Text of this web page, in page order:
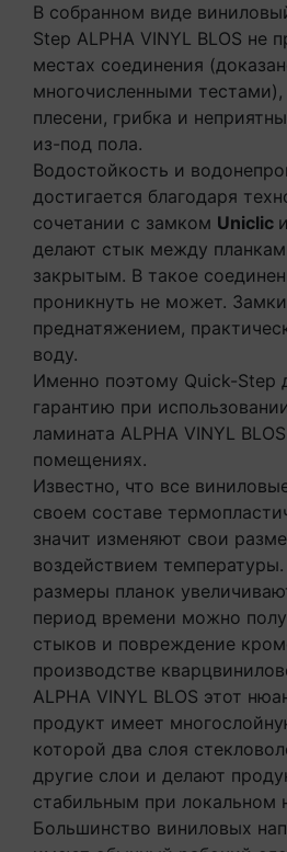
В собранном виде
Step ALPHA VINYL BLOS не
местах соединения
многочисленными тестами),
плесени, грибка и
из-под пола.
Водостойкость и
достигается благодаря
сочетании с замком Uniclic и
делают стык между
закрытым. В такое
проникнуть не может.
преднатяжением,
воду.
Именно поэтому Quick-Step
гарантию при
ламината ALPHA VINYL
помещениях.
Известно, что все
своем составе
значит изменяют свои
воздействием
размеры планок
период времени можно
стыков и повреждение
производстве
ALPHA VINYL BLOS этот
продукт имеет
которой два слоя
другие слои и делают
стабильным при локальном
Большинство виниловых